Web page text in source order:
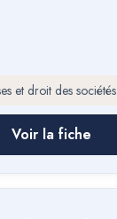
et droit des sociétés
Voir la fiche